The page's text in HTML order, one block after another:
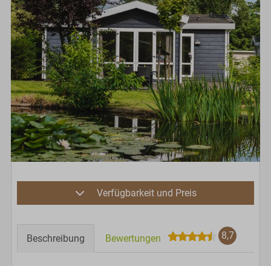
Verfügbarkeit und Preis
Beschreibung Bewertungen 8,7